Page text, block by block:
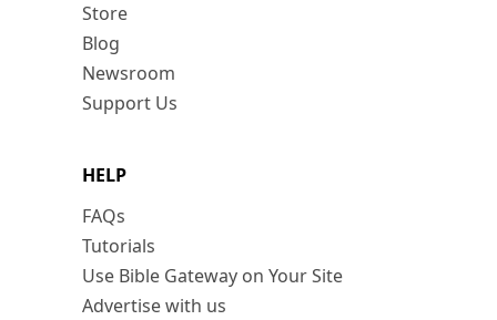
Store
Blog
Newsroom
Support Us
HELP
FAQs
Tutorials
Use Bible Gateway on Your Site
Advertise with us